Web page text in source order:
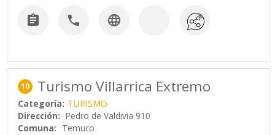
  
10 Turismo Villarrica Extremo
Categoría: TURISMO
Dirección: Pedro de Valdivia 910
Comuna: Temuco